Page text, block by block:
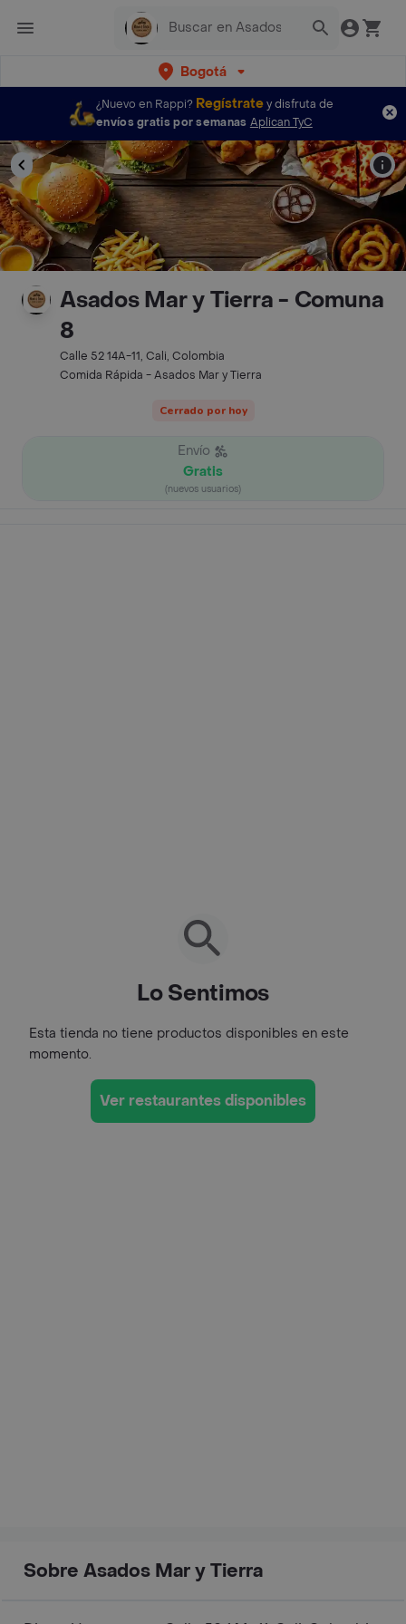
Bogotá
¿Nuevo en Rappi? Regístratey disfruta de
envíos gratis por semanas Aplican TyC
Asados Mar y Tierra - Comuna
8
Calle 52 14A-11, Cali, Colombia
Comida Rápida - Asados Mar y Tierra
Cerrado por hoy
Envío
Gratis
(nuevos usuarios)
Lo Sentimos
Esta tienda no tiene productos disponibles en este
momento.
Ver restaurantes disponibles
Sobre Asados Mar y Tierra